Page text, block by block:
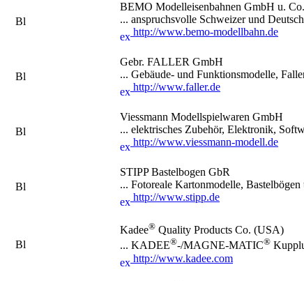
BEMO Modelleisenbahnen GmbH u. Co.
... anspruchsvolle Schweizer und
http://www.bemo-modellbahn.de
Gebr. FALLER GmbH
... Gebäude- und Funktionsmodelle,
http://www.faller.de
Viessmann Modellspielwaren GmbH
... elektrisches Zubehör, Elektronik,
http://www.viessmann-modell.de
STIPP Bastelbogen GbR
... Fotoreale Kartonmodelle,
http://www.stipp.de
Kadee® Quality Products Co. (USA)
... KADEE®-/MAGNE-MATIC®
http://www.kadee.com